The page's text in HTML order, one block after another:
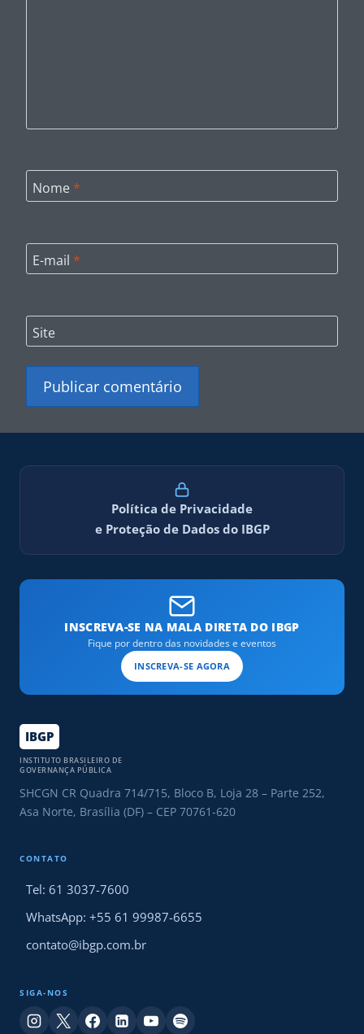
Nome *
E-mail *
Site
Política de Privacidade
e Proteção de Dados do IBGP
INSCREVA-SE NA MALA DIRETA DO IBGP
Fique por dentro das novidades e eventos
INSCREVA-SE AGORA
IBGP
INSTITUTO BRASILEIRO DE
GOVERNANÇA PÚBLICA
SHCGN CR Quadra 714/715, Bloco B, Loja 28 – Parte 252,
Asa Norte, Brasília (DF) – CEP 70761-620
CONTATO
Tel: 61 3037-7600
WhatsApp: +55 61 99987-6655
contato@ibgp.com.br
SIGA-NOS